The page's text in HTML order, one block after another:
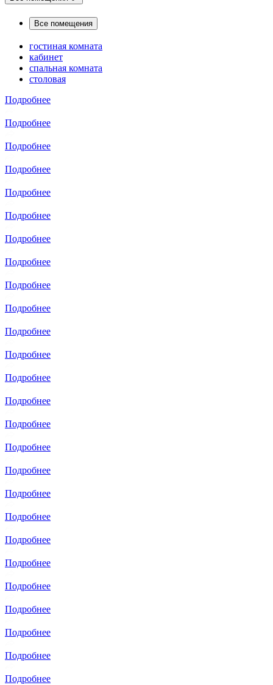
Все помещения
гостиная комната
кабинет
спальная комната
столовая
Подробнее
Подробнее
Подробнее
Подробнее
Подробнее
Подробнее
Подробнее
Подробнее
Подробнее
Подробнее
Подробнее
Подробнее
Подробнее
Подробнее
Подробнее
Подробнее
Подробнее
Подробнее
Подробнее
Подробнее
Подробнее
Подробнее
Подробнее
Подробнее
Подробнее
Подробнее